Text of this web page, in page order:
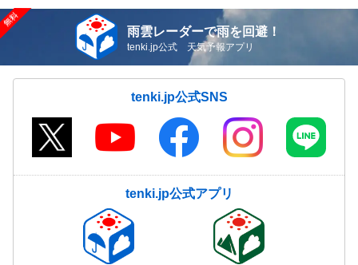
雨雲レーダーで雨を回避！
tenki.jp公式 天気予報アプリ
tenki.jp公式SNS
tenki.jp公式アプリ